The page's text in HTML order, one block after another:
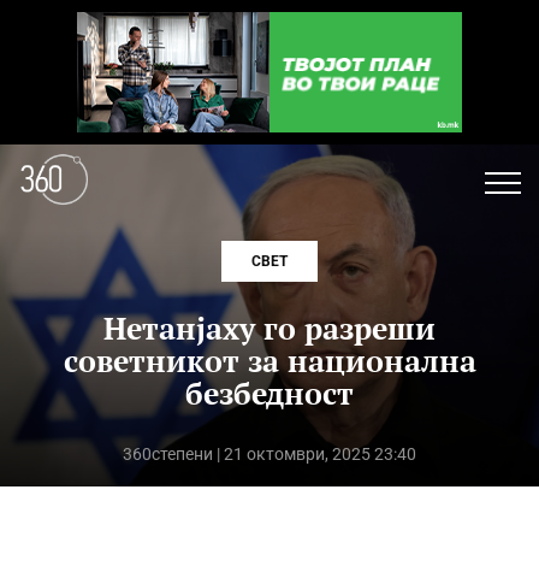
СВЕТ
Нетанјаху го разреши
советникот за национална
безбедност
360степени | 21 октомври, 2025 23:40